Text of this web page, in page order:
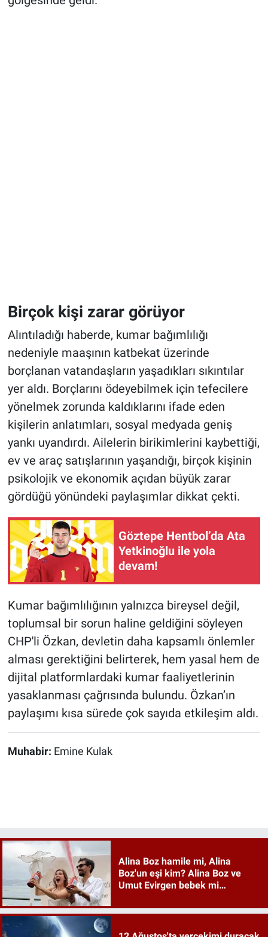
Birçok kişi zarar görüyor
Alıntıladığı haberde, kumar bağımlılığı
nedeniyle maaşının katbekat üzerinde
borçlanan vatandaşların yaşadıkları sıkıntılar
yer aldı. Borçlarını ödeyebilmek için tefecilere
yönelmek zorunda kaldıklarını ifade eden
kişilerin anlatımları, sosyal medyada geniş
yankı uyandırdı. Ailelerin birikimlerini kaybettiği,
ev ve araç satışlarının yaşandığı, birçok kişinin
psikolojik ve ekonomik açıdan büyük zarar
gördüğü yönündeki paylaşımlar dikkat çekti.
Göztepe Hentbol’da Ata
Yetkinoğlu ile yola
devam!
Kumar bağımlılığının yalnızca bireysel değil,
toplumsal bir sorun haline geldiğini söyleyen
CHP'li Özkan, devletin daha kapsamlı önlemler
alması gerektiğini belirterek, hem yasal hem de
dijital platformlardaki kumar faaliyetlerinin
yasaklanması çağrısında bulundu. Özkan’ın
paylaşımı kısa sürede çok sayıda etkileşim aldı.
Muhabir: Emine Kulak
Alina Boz hamile mi, Alina
Boz'un eşi kim? Alina Boz ve
Umut Evirgen bebek mi